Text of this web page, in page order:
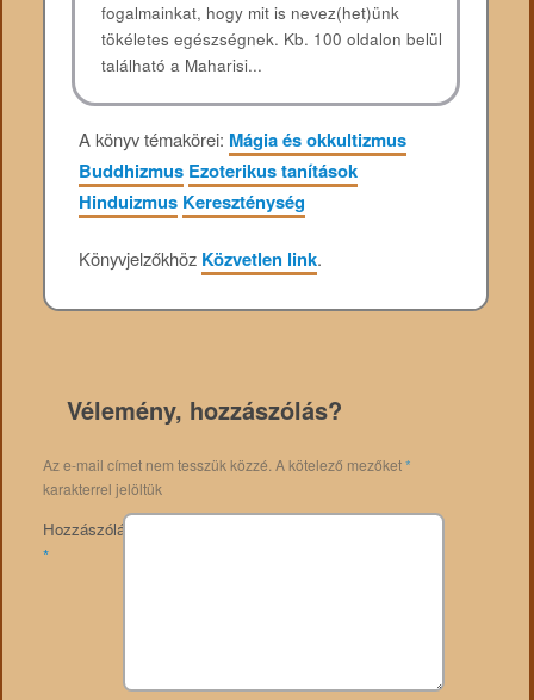
fogalmainkat, hogy mit is nevez(het)ünk
tökéletes egészségnek. Kb. 100 oldalon belül
található a Maharisi...
A könyv témakörei: Mágia és okkultizmus
Buddhizmus Ezoterikus tanítások
Hinduizmus Kereszténység
Könyvjelzőkhöz Közvetlen link.
Vélemény, hozzászólás?
Az e-mail címet nem tesszük közzé. A kötelező mezőket*
karakterrel jelöltük
Hozzászólás
*